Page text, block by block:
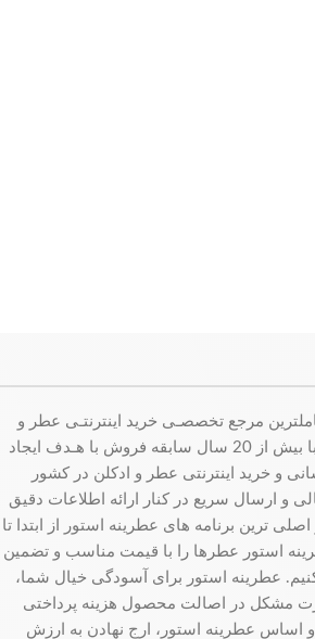
مرجع تخصصـی خرید اینترنتـی عطر و
ادکلن و آرایشی بهداشتی با بیش از 20 سال سابقه فروش با هـدف ایجاد
و خرید اینترنتی عطر و ادکلن در کشور
و ارسال سریع در کنار ارائه اطلاعات دقیق
ترین برنامه های عطرینه استور از ابتدا تا
استور عطرها را با قیمت مناسب و تضمین
عطرینه استور برای آسودگی خیال شما،
مشکل در اصالت محصول هزینه پرداختی
و اساس عطرینه استور، ارج نهادن به ارزش